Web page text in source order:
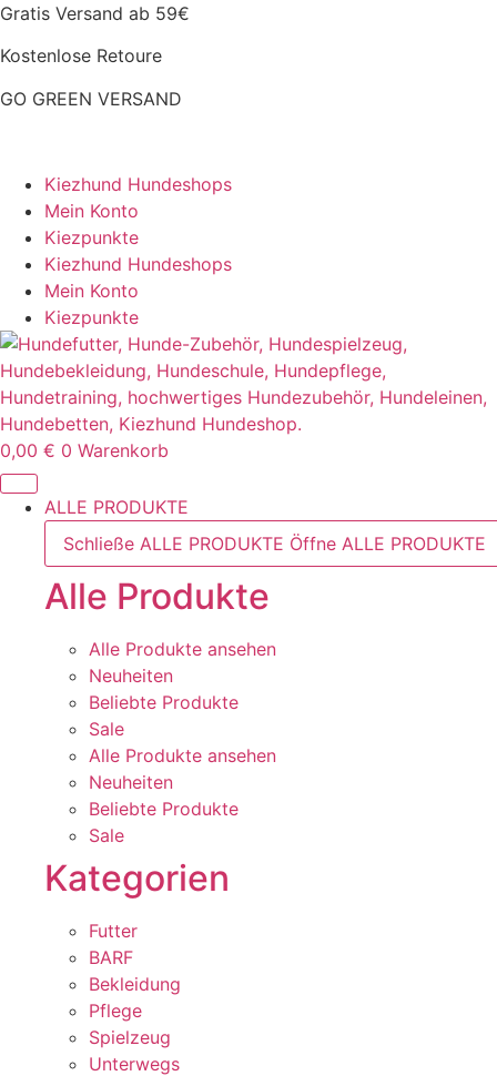
Zum
springen
Gratis Versand ab 59€
Kostenlose Retoure
GO GREEN VERSAND
Kiezhund Hundeshops
Mein Konto
Kiezpunkte
Kiezhund Hundeshops
Mein Konto
Kiezpunkte
0,00 € 0 Warenkorb
ALLE PRODUKTE
Schließe ALLE PRODUKTE Öffne ALLE PRODUKTE
Alle Produkte
Alle Produkte ansehen
Neuheiten
Beliebte Produkte
Sale
Alle Produkte ansehen
Neuheiten
Beliebte Produkte
Sale
Kategorien
Futter
BARF
Bekleidung
Pflege
Spielzeug
Unterwegs